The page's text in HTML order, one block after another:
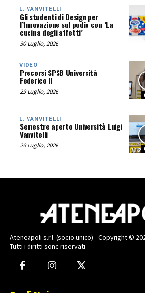
L. VANVITELLI
Gli studenti di Design per
l’Innovazione sul podio con ‘La
cucina degli affetti’
30 Luglio, 2026
VIDEO
Precorsi SPSB Università
Federico II
29 Luglio, 2026
L. VANVITELLI
Semestre aperto Università Luigi
Vanvitelli
29 Luglio, 2026
Ateneapoli s.r.l. (socio unico) - Copyright ©
Tutti i diritti sono riservati